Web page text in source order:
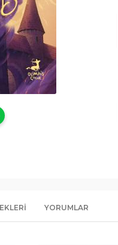
YORUMLAR